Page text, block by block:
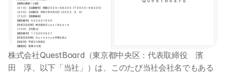
株式会社QuestBoard（東京都中央区：代表取締役　濱
田　淳、以下「当社」）は、このたび当社会社名でもある